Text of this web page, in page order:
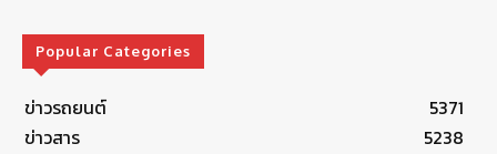
Popular Categories
ข่าวรถยนต์
5371
ข่าวสาร
5238